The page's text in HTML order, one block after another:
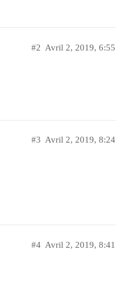
Avril 2, 2019, 6:55
#2
Avril 2, 2019, 8:24
#3
Avril 2, 2019, 8:41
#4